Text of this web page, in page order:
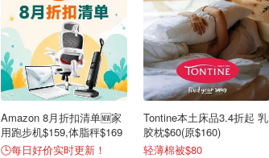
Amazon 8月折扣清单🆕家
用跑步机$159,体脂秤$169
🕒每日好价实时更新！
Tontine本土床品3.4折起 乳
胶枕$60(原$160)
轻薄棉被$80